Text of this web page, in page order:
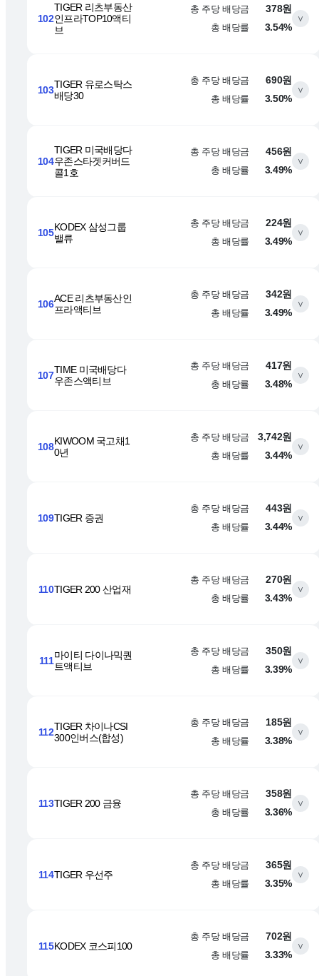
102
TIGER 리츠부동산
인프라TOP10액티
브
총 주당 배당금
378원
총 배당률
3.54%
∨
103TIGER 유로스탁스
배당30
총 주당 배당금
690원
총 배당률
3.50%
∨
104
TIGER 미국배당다
우존스타겟커버드
콜1호
총 주당 배당금
456원
총 배당률
3.49%
∨
105KODEX 삼성그룹
밸류
총 주당 배당금
224원
총 배당률
3.49%
∨
106ACE 리츠부동산인
프라액티브
총 주당 배당금
342원
총 배당률
3.49%
∨
107TIME 미국배당다
우존스액티브
총 주당 배당금
417원
총 배당률
3.48%
∨
108KIWOOM 국고채1
0년
총 주당 배당금
3,742원
총 배당률
3.44%
∨
109TIGER 증권
총 주당 배당금
443원
총 배당률
3.44%
∨
110TIGER 200 산업재
총 주당 배당금
270원
총 배당률
3.43%
∨
111마이티 다이나믹퀀
트액티브
총 주당 배당금
350원
총 배당률
3.39%
∨
112TIGER 차이나CSI
300인버스(합성)
총 주당 배당금
185원
총 배당률
3.38%
∨
113TIGER 200 금융
총 주당 배당금
358원
총 배당률
3.36%
∨
114TIGER 우선주
총 주당 배당금
365원
총 배당률
3.35%
∨
115KODEX 코스피100
총 주당 배당금
702원
총 배당률
3.33%
∨